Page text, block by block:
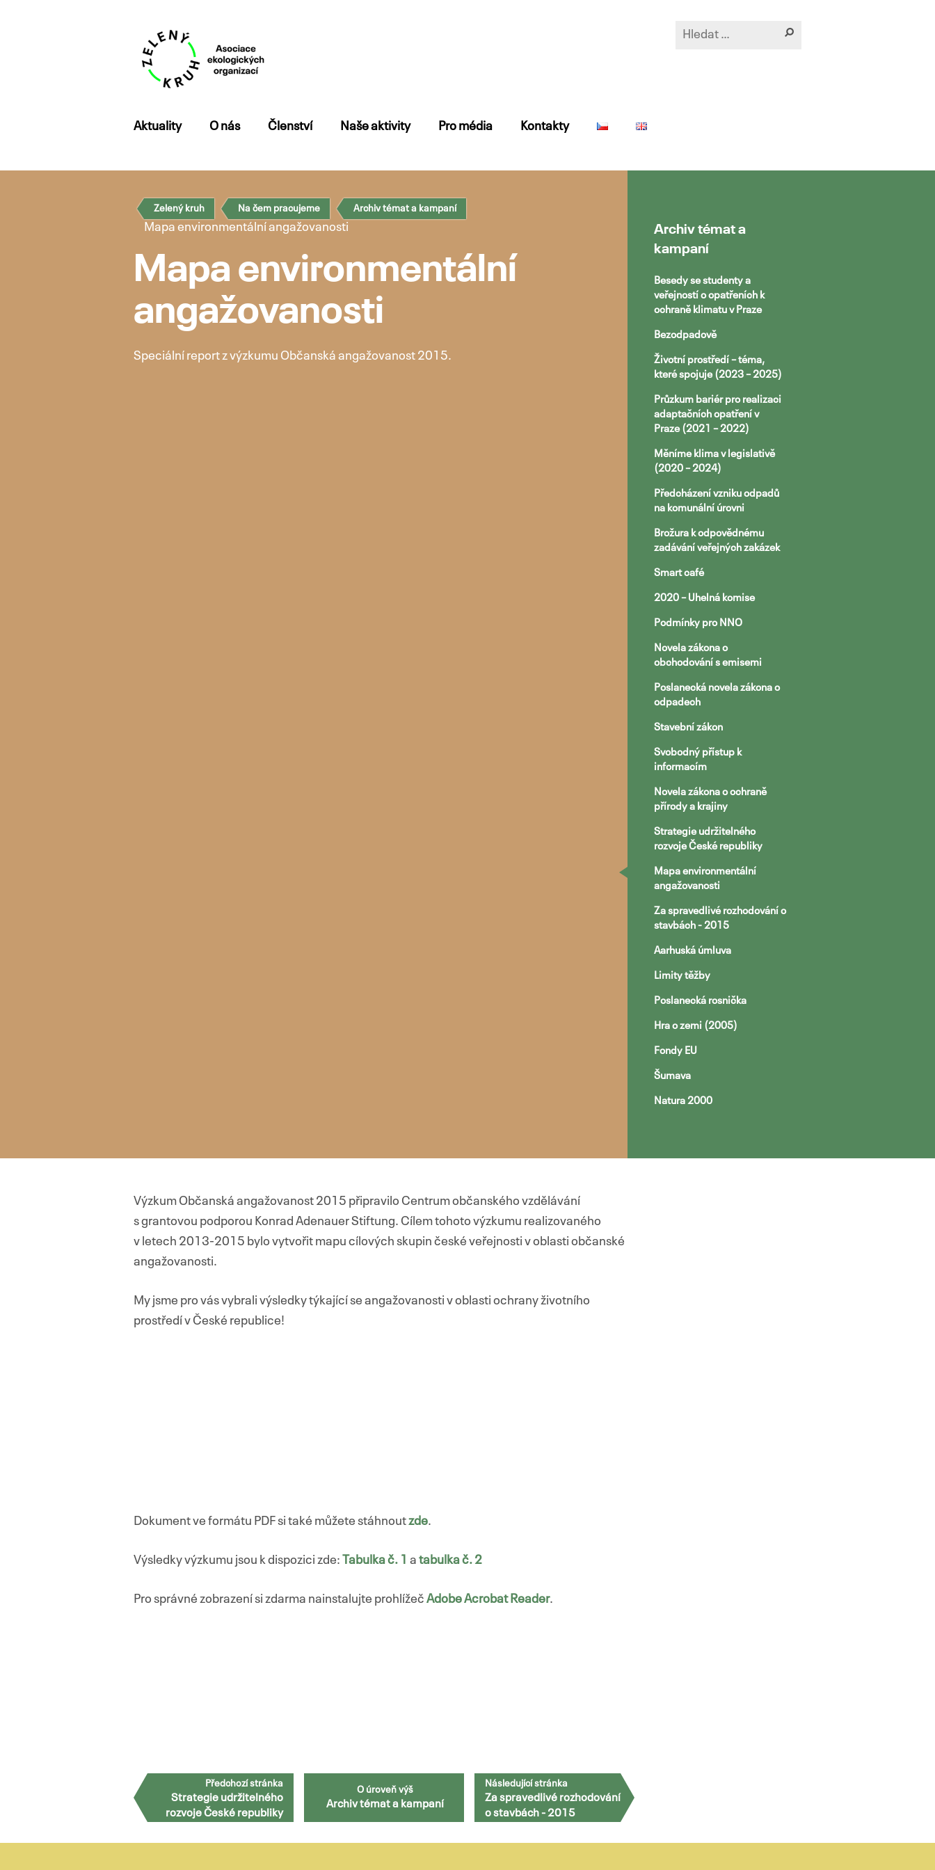
Aktuality O nás Členství Naše aktivity Pro média Kontakty
Přejít
Zelený kruh Na čem pracujeme Archiv témat a kampaní
Mapa environmentální angažovanosti
Mapa environmentální
angažovanosti
Speciální report z výzkumu Občanská angažovanost 2015.
Archiv témat a
kampaní
Besedy se studenty a
veřejností o opatřeních k
ochraně klimatu v Praze
Bezodpadově
Životní prostředí – téma,
které spojuje (2023 – 2025)
Průzkum bariér pro realizaci
adaptačních opatření v
Praze (2021 – 2022)
Měníme klima v legislativě
(2020 – 2024)
Předcházení vzniku odpadů
na komunální úrovni
Brožura k odpovědnému
zadávání veřejných zakázek
Smart café
2020 – Uhelná komise
Podmínky pro NNO
Novela zákona o
obchodování s emisemi
Poslanecká novela zákona o
odpadech
Stavební zákon
Svobodný přístup k
informacím
Novela zákona o ochraně
přírody a krajiny
Strategie udržitelného
rozvoje České republiky
Mapa environmentální
angažovanosti
Za spravedlivé rozhodování o
stavbách - 2015
Aarhuská úmluva
Limity těžby
Poslanecká rosnička
Hra o zemi (2005)
Fondy EU
Šumava
Natura 2000
Výzkum Občanská angažovanost 2015 připravilo Centrum občanského vzdělávání
s grantovou podporou Konrad Adenauer Stiftung. Cílem tohoto výzkumu realizovaného
v letech 2013-2015 bylo vytvořit mapu cílových skupin české veřejnosti v oblasti občanské
angažovanosti.
My jsme pro vás vybrali výsledky týkající se angažovanosti v oblasti ochrany životního
prostředí v České republice!
Dokument ve formátu PDF si také můžete stáhnoutzde.
Výsledky výzkumu jsou k dispozici zde: Tabulka č. 1 a tabulka č. 2
Pro správné zobrazení si zdarma nainstalujte prohlížeč Adobe Acrobat Reader.
Předchozí stránka
Strategie udržitelného
rozvoje České republiky
O úroveň výš
Archiv témat a kampaní
Následující stránka
Za spravedlivé rozhodování
o stavbách - 2015